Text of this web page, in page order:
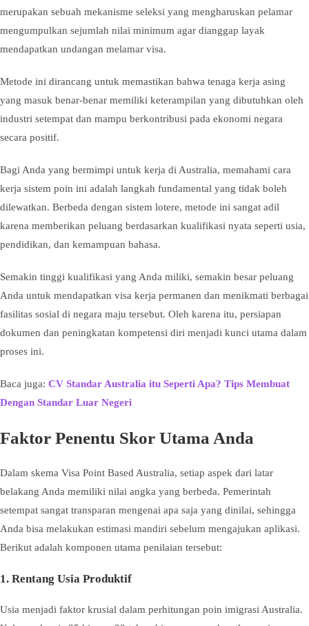
merupakan sebuah mekanisme seleksi yang mengharuskan pelamar
mengumpulkan sejumlah nilai minimum agar dianggap layak
mendapatkan undangan melamar visa.
Metode ini dirancang untuk memastikan bahwa tenaga kerja asing
yang masuk benar-benar memiliki keterampilan yang dibutuhkan oleh
industri setempat dan mampu berkontribusi pada ekonomi negara
secara positif.
Bagi Anda yang bermimpi untuk kerja di Australia, memahami cara
kerja sistem poin ini adalah langkah fundamental yang tidak boleh
dilewatkan. Berbeda dengan sistem lotere, metode ini sangat adil
karena memberikan peluang berdasarkan kualifikasi nyata seperti usia,
pendidikan, dan kemampuan bahasa.
Semakin tinggi kualifikasi yang Anda miliki, semakin besar peluang
Anda untuk mendapatkan visa kerja permanen dan menikmati berbagai
fasilitas sosial di negara maju tersebut. Oleh karena itu, persiapan
dokumen dan peningkatan kompetensi diri menjadi kunci utama dalam
proses ini.
Baca juga: CV Standar Australia itu Seperti Apa? Tips Membuat
Dengan Standar Luar Negeri
Faktor Penentu Skor Utama Anda
Dalam skema Visa Point Based Australia, setiap aspek dari latar
belakang Anda memiliki nilai angka yang berbeda. Pemerintah
setempat sangat transparan mengenai apa saja yang dinilai, sehingga
Anda bisa melakukan estimasi mandiri sebelum mengajukan aplikasi.
Berikut adalah komponen utama penilaian tersebut:
1. Rentang Usia Produktif
Usia menjadi faktor krusial dalam perhitungan poin imigrasi Australia.